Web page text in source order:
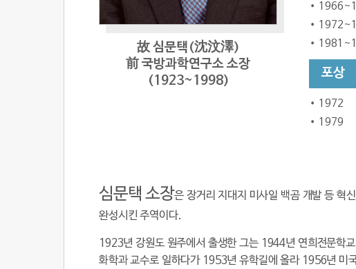
故 심문택(沈汶澤)
前 국방과학연구소 소장
(1923~1998)
포상
1972
1979
심문택 소장은 장거리 지대지 미사일 백곰 개발 등 혁
완성시킨 주역이다.
1923년 강원도 원주에서 출생한 그는 1944년 연희전문학
화학과 교수로 일하다가 1953년 유학길에 올라 1956년 미